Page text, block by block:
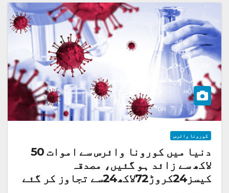
کورونا وائرس
دنیا میں کورونا وائرس سے اموات 50
لاکھ سے زائد ہو گئیں، مصدقہ
کیسز24کروڑ72لاکھ24سے تجاوز کر گئے